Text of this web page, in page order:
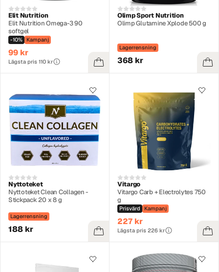
Elit Nutrition
Elit Nutrition Omega-3 90
softgel
-10% Kampanj
99 kr
Lägsta pris 110 kr
Olimp Sport Nutrition
Olimp Glutamine Xplode 500 g
Lagerrensning
368 kr
Nyttoteket
Nyttoteket Clean Collagen -
Stickpack 20 x 8 g
Lagerrensning
188 kr
Vitargo
Vitargo Carb + Electrolytes 750
g
Prisvärd Kampanj
227 kr
Lägsta pris 226 kr